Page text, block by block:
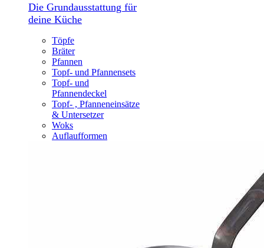
Die Grundausstattung für
deine Küche
Töpfe
Bräter
Pfannen
Topf- und Pfannensets
Topf- und
Pfannendeckel
Topf- , Pfanneneinsätze
& Untersetzer
Woks
Auflaufformen